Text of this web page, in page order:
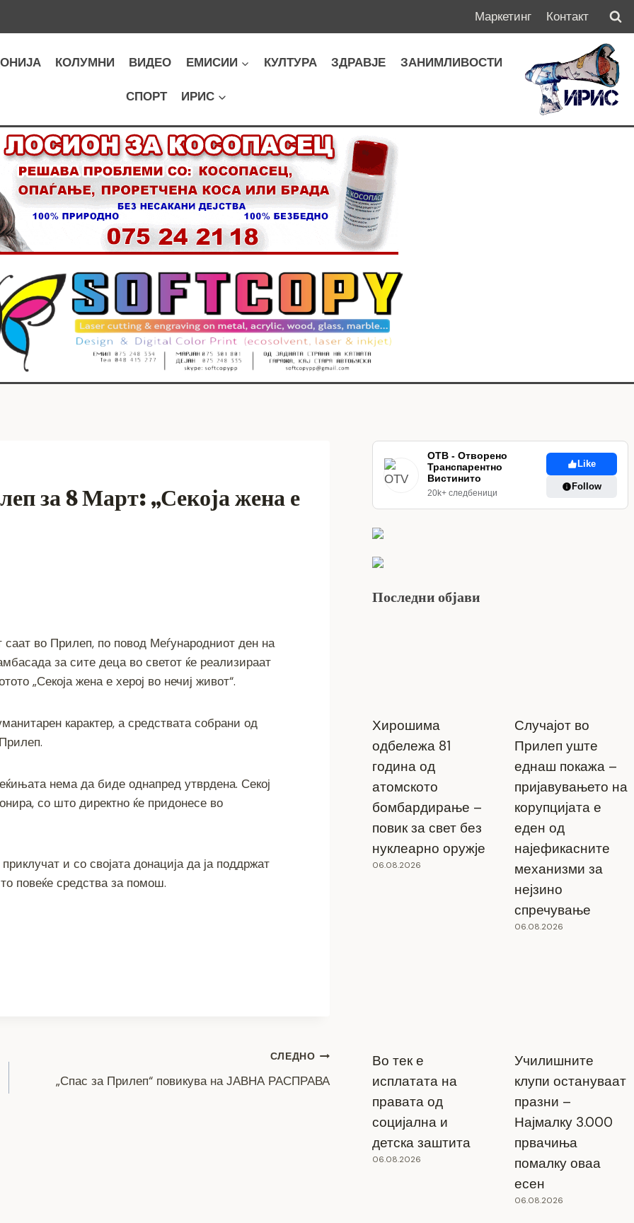
Маркетинг Контакт
КОЛУМНИ ВИДЕО ЕМИСИИ КУЛТУРА ЗДРАВЈЕ ЗАНИМЛИВОСТИ
СПОРТ ИРИС
за 8 Март: „Секоја жена е
саат во Прилеп, по повод Меѓународниот ден на
за сите деца во светот ќе реализираат
„Секоја жена е херој во нечиј живот“.
карактер, а средствата собрани од
нема да биде однапред утврдена. Секој
со што директно ќе придонесе во
и со својата донација да ја поддржат
повеќе средства за помош.
СЛЕДНО
„Спас за Прилеп“ повикува на ЈАВНА РАСПРАВА
ОТВ - Отворено
Транспарентно
Вистинито
20k+ следбеници
Like
Follow
Последни објави
Хирошима
одбележа 81
година од
атомското
бомбардирање –
повик за свет без
нуклеарно оружје
06.08.2026
Случајот во
Прилеп уште
еднаш покажа –
пријавувањето на
корупцијата е
еден од
најефикасните
механизми за
нејзино
спречување
06.08.2026
Во тек е
исплатата на
правата од
социјална и
детска заштита
06.08.2026
Училишните
клупи остануваат
празни –
Најмалку 3.000
првачиња
помалку оваа
есен
06.08.2026